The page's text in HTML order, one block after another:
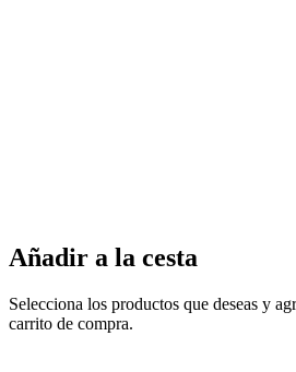
Añadir a la cesta
Selecciona los productos que deseas y
carrito de compra.